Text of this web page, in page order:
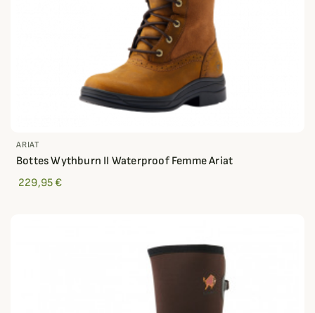
ARIAT
Bottes Wythburn II Waterproof Femme Ariat
229,95 €